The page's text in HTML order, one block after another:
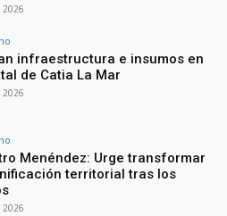
2026
infraestructura e insumos en
de Catia La Mar
2026
Menéndez: Urge transformar
territorial tras los
2026